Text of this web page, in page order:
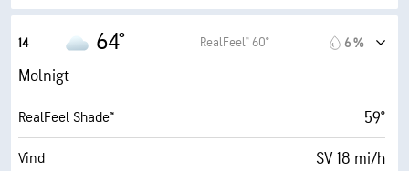
Fuktighet
Daggpunkt 46° F
AccuLumen Brightness Index™ 1 (Mörkt)
14 64° RealFeel® 60° 6 %
Molnigt
RealFeel Shade™ 59°
Vind SV 18 mi/h